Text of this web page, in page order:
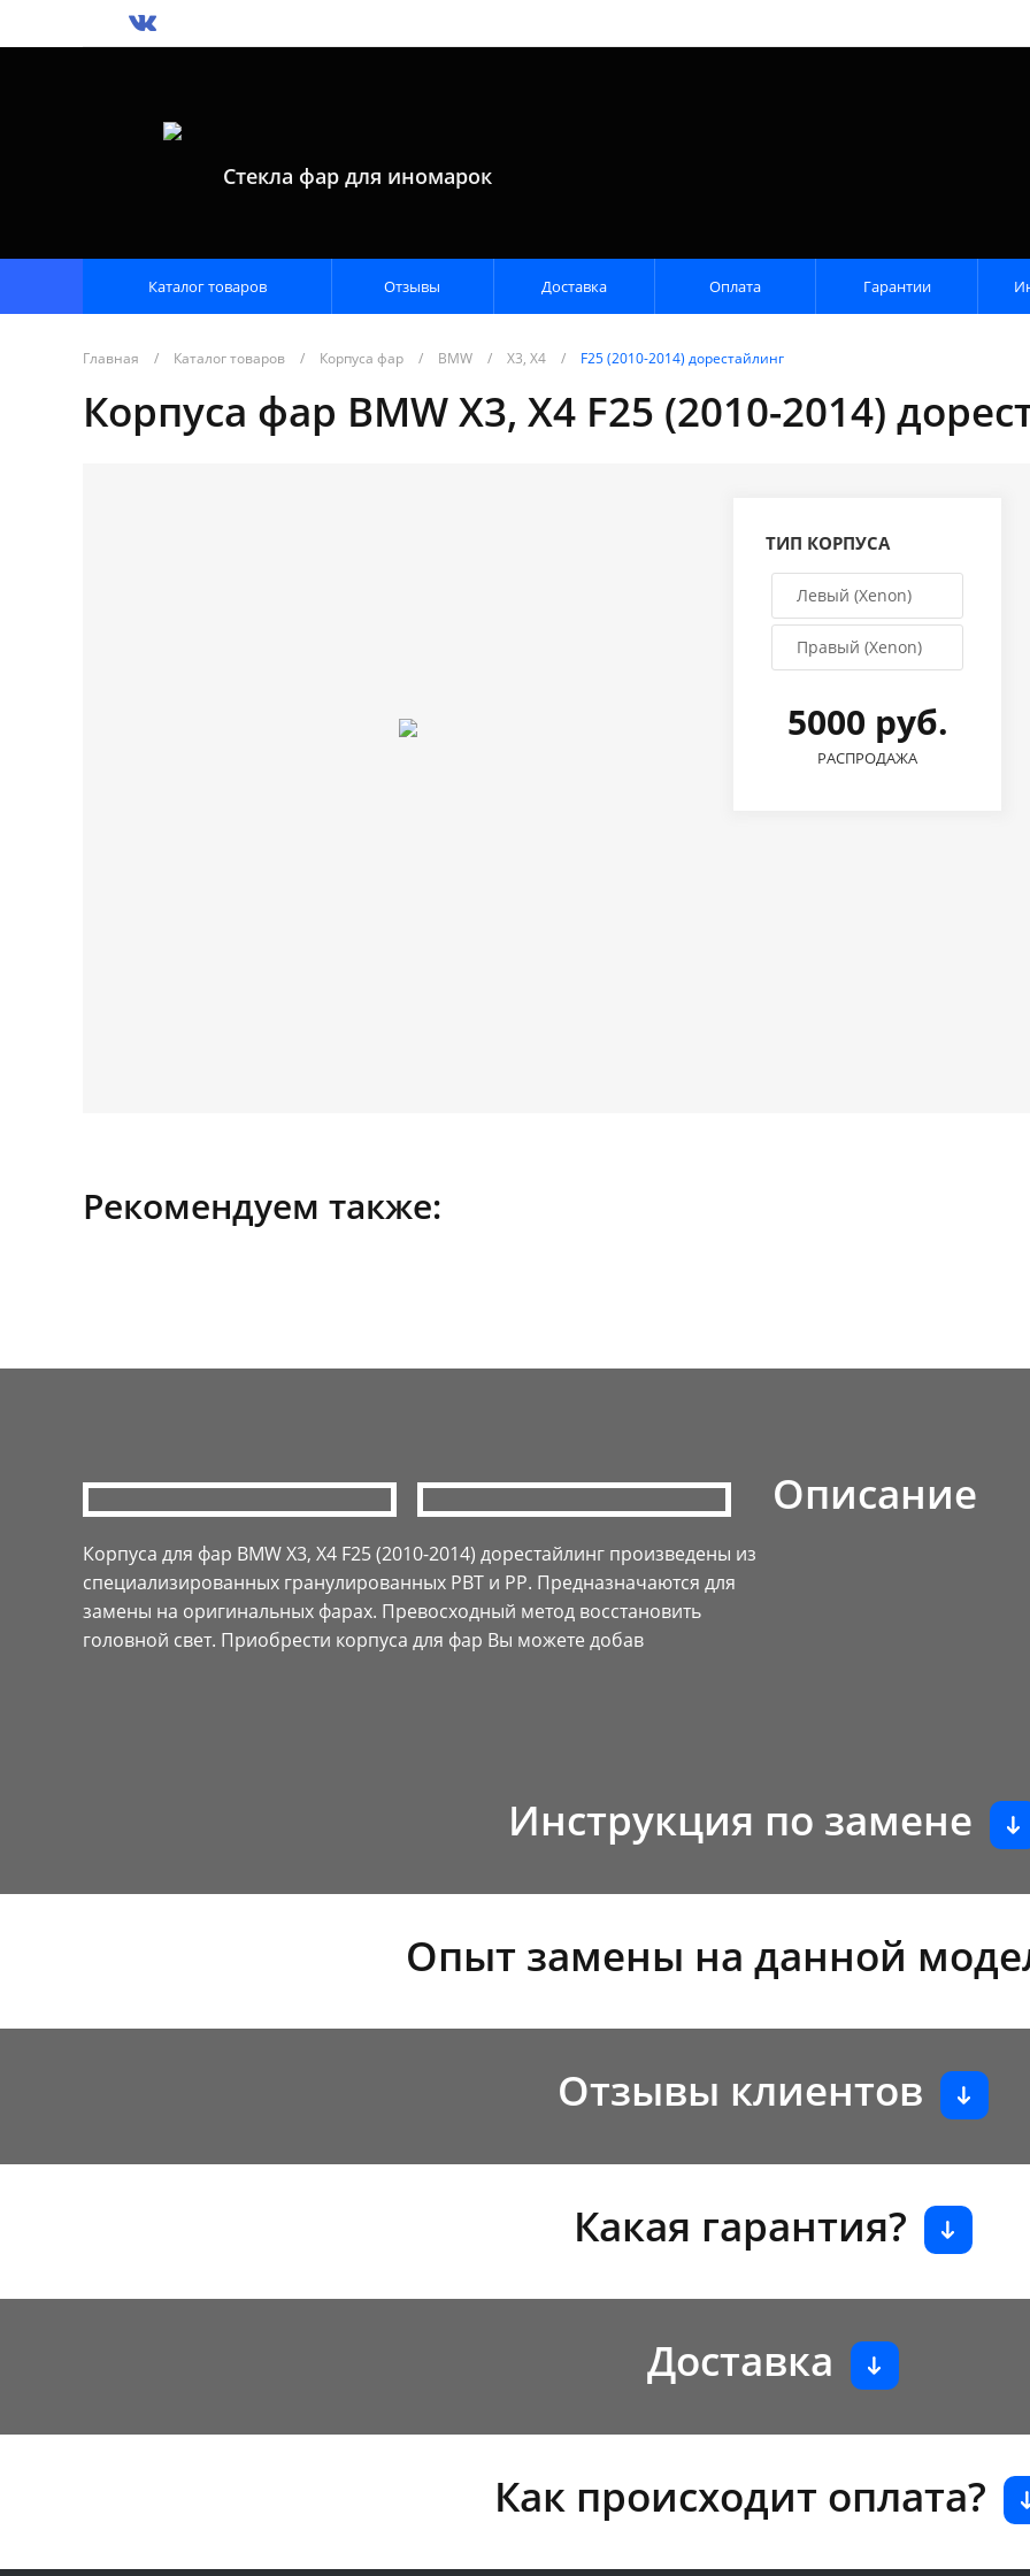
Стекла фар для иномарок
Каталог товаров Отзывы Доставка Оплата Гарантии
Главная / Каталог товаров / Корпуса фар / BMW / X3, X4 / F25 (2010-2014) дорестайлинг
Корпуса фар BMW X3, X4 F25 (2010-2014)
ТИП КОРПУСА
Левый (Xenon)
Правый (Xenon)
5000 руб.
РАСПРОДАЖА
Рекомендуем также:
Описание
Корпуса для фар BMW X3, X4 F25 (2010-2014) дорестайлинг произведены из
специализированных гранулированных PBT и PP. Предназначаются для
замены на оригинальных фарах. Превосходный метод восстановить
головной свет. Приобрести корпуса для фар Вы можете добав
Инструкция по замене
Опыт замены на данной
Отзывы клиентов
Какая гарантия?
Доставка
Как происходит оплата?